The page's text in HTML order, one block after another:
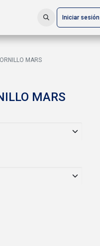
Iniciar sesión
MARS
MARS